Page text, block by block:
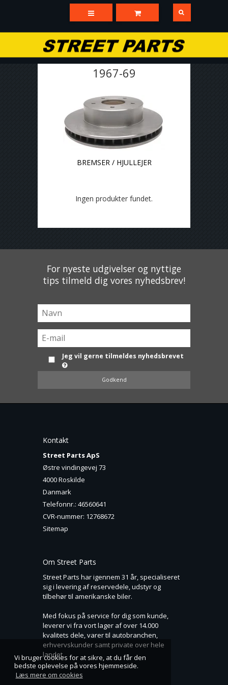
Vi bruger cookies for at sikre, at du får den
bedste oplevelse på vores hjemmeside.
Læs mere om cookies
1967-69
BREMSER / HJULLEJER
Ingen produkter fundet.
For nyeste udgivelser og nyttige
tips tilmeld dig vores nyhedsbrev!
Jeg vil gerne tilmeldes nyhedsbrevet
Godkend
Kontakt
Street Parts ApS
Østre vindingevej 73
4000 Roskilde
Danmark
Telefonnr.: 46560641
CVR-nummer: 12768672
Sitemap
Om Street Parts
Street Parts har igennem 31 år, specialiseret
sig i levering af reservedele, udstyr og
tilbehør til amerikanske biler.
Med fokus på service for dig som kunde,
leverer vi fra vort lager af over 14.000
kvalitets dele, varer til autobranchen,
erhvervskunder samt private over hele
landet.